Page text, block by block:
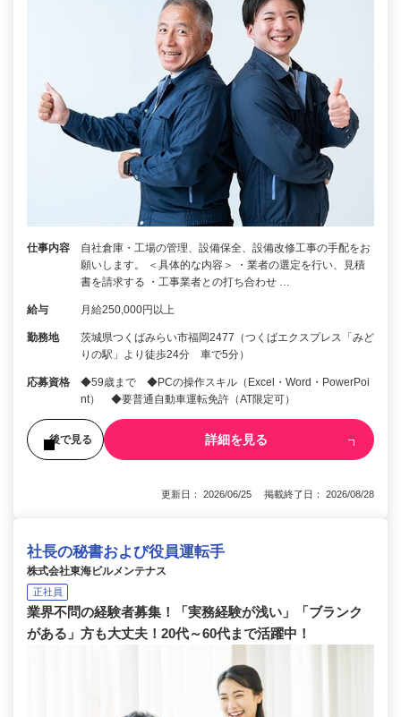
仕事内容
自社倉庫・工場の管理、設備保全、設備改修工事の手配をお
願いします。 ＜具体的な内容＞ ・業者の選定を行い、見積
書を請求する ・工事業者との打ち合わせ …
給与 月給250,000円以上
勤務地
茨城県つくばみらい市福岡2477（つくばエクスプレス「みど
りの駅」より徒歩24分 車で5分）
応募資格
◆59歳まで ◆PCの操作スキル（Excel・Word・PowerPoi
nt） ◆要普通自動車運転免許（AT限定可）
後で見る 詳細を見る
更新日： 2026/06/25 掲載終了日： 2026/08/28
社長の秘書および役員運転手
株式会社東海ビルメンテナス
正社員
業界不問の経験者募集！「実務経験が浅い」「ブランク
がある」方も大丈夫！20代～60代まで活躍中！